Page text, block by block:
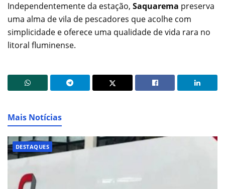
Independentemente da estação, Saquarema preserva
uma alma de vila de pescadores que acolhe com
simplicidade e oferece uma qualidade de vida rara no
litoral fluminense.
Mais Notícias
DESTAQUES